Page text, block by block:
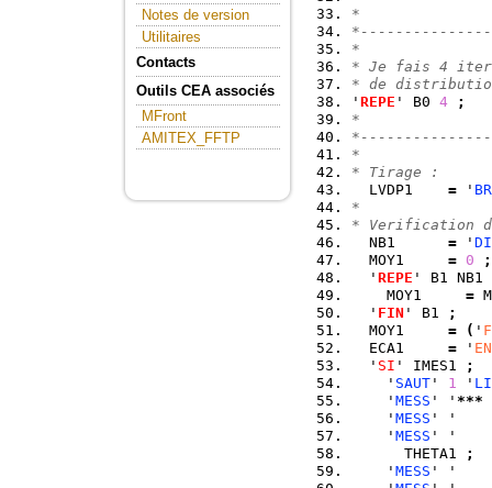
Notes de version
Utilitaires
Contacts
Outils CEA associés
MFront
AMITEX_FFTP
*
*
* Je fais 4
* de
' REPE ' B0 4
;
*
*---------------
*
* Tirage :
  LVDP1
= '
*
* Verification
  NB1
= '
  MOY1
= 0
;
  '
REPE ' B1 NB1
    MOY1
=
  '
FIN ' B1
;
  MOY1
= ( '
  ECA1
= '
  '
SI ' IMES1
;
    '
SAUT ' 1 '
    '
MESS ' ' ***
    '
MESS ' '
    '
MESS ' '
      THETA1
;
    '
MESS ' '